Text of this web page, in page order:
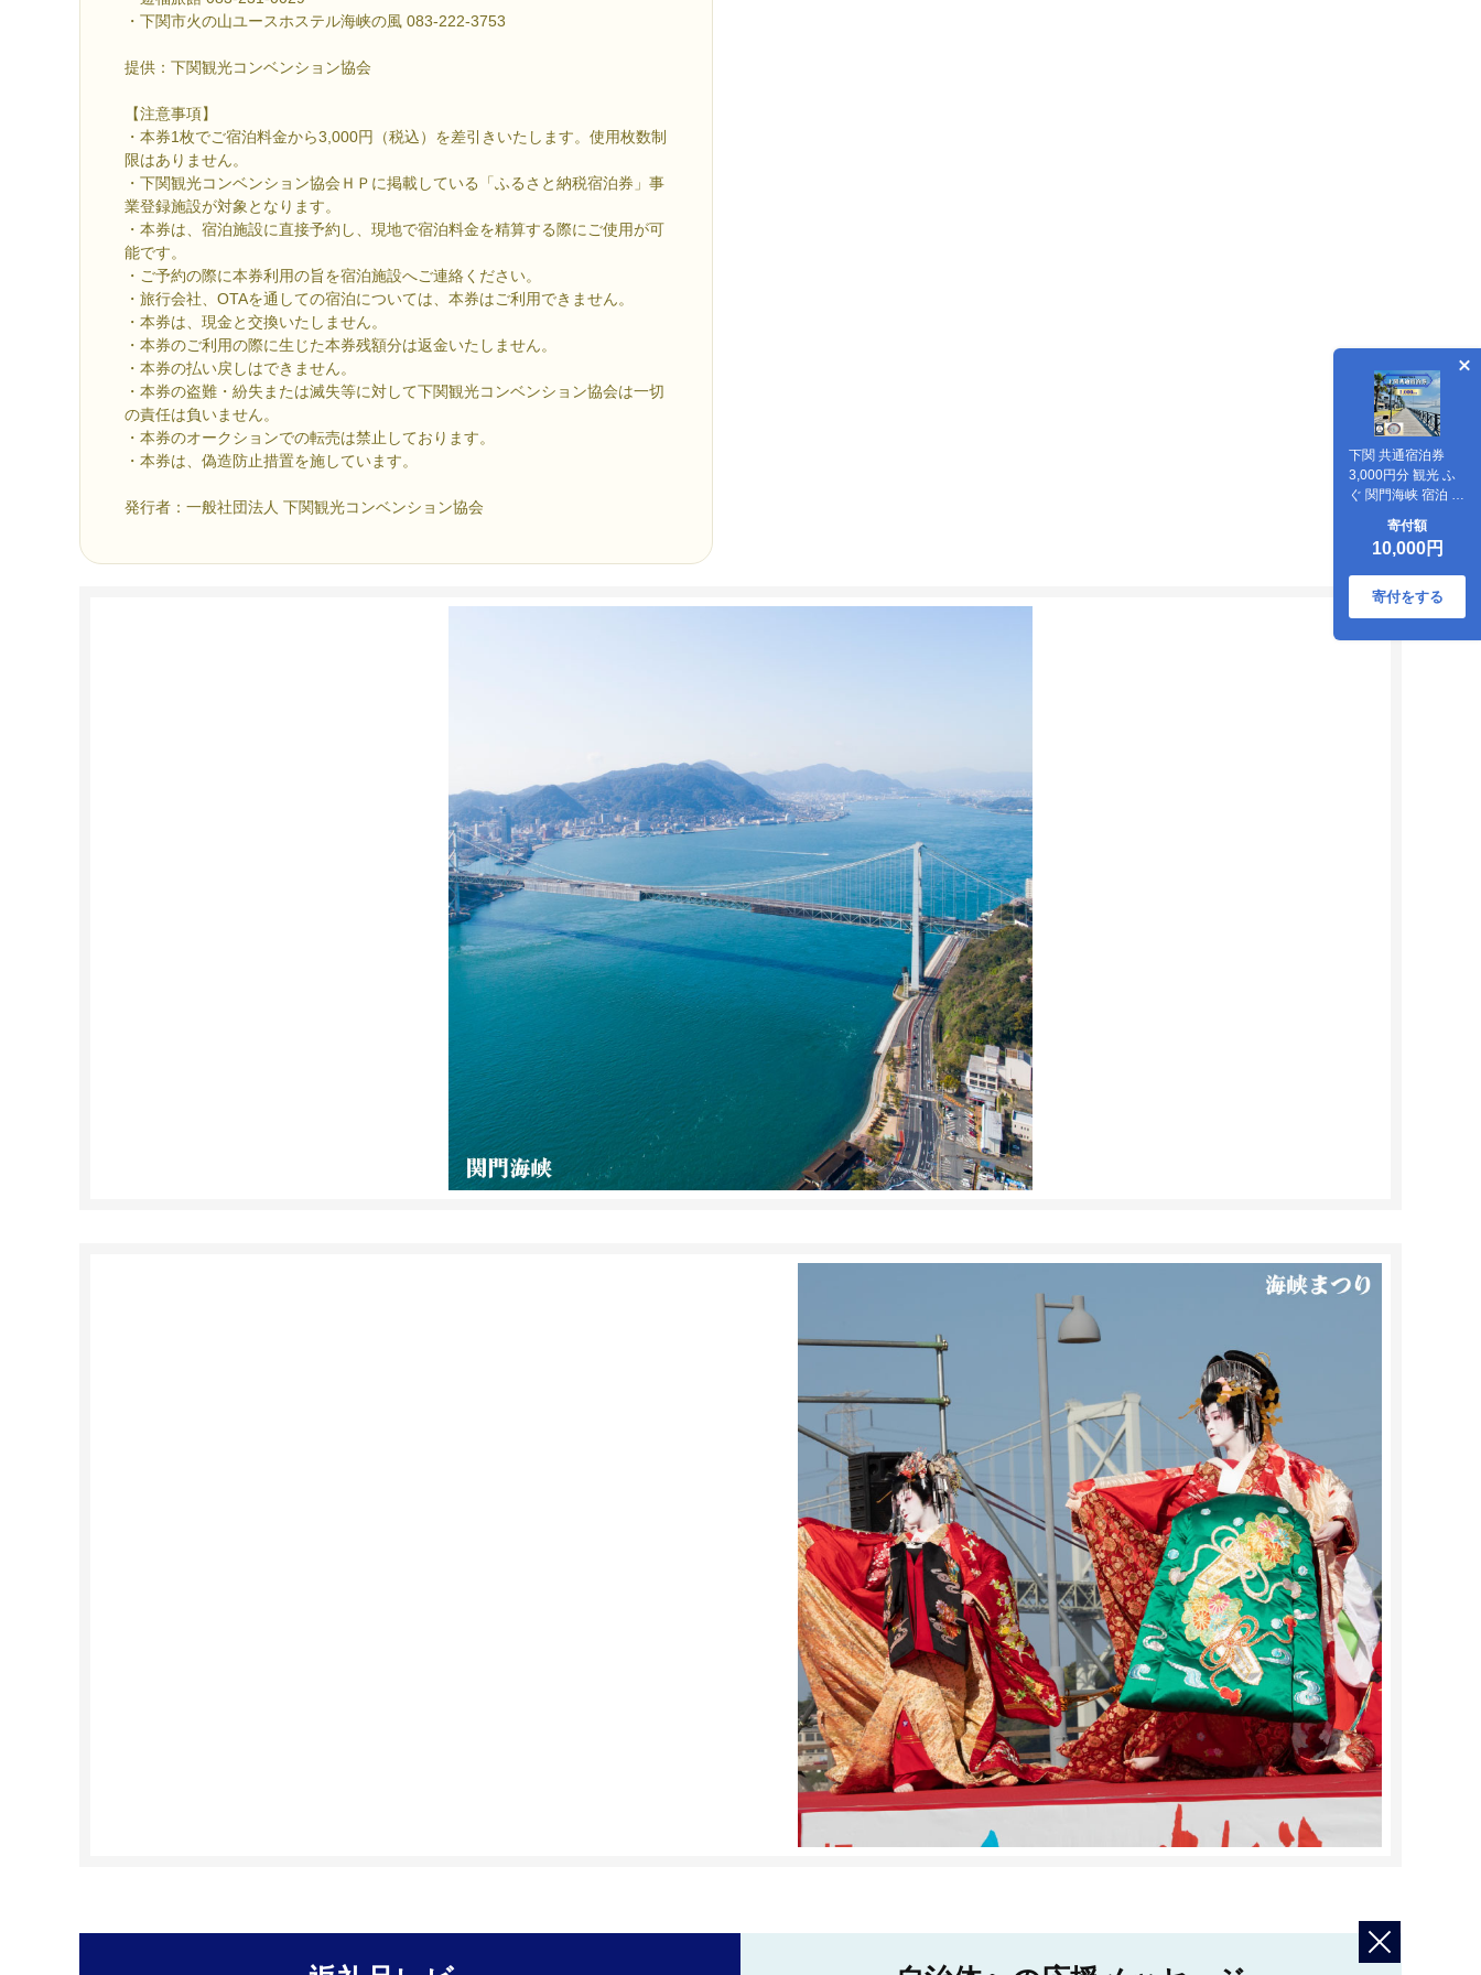
・下関市火の山ユースホステル海峡の風 083-222-3753
提供：下関観光コンベンション協会
【注意事項】
・本券1枚でご宿泊料金から3,000円（税込）を差引きいたします。使用枚数制
限はありません。
・下関観光コンベンション協会ＨＰに掲載している「ふるさと納税宿泊券」事
業登録施設が対象となります。
・本券は、宿泊施設に直接予約し、現地で宿泊料金を精算する際にご使用が可
能です。
・ご予約の際に本券利用の旨を宿泊施設へご連絡ください。
・旅行会社、OTAを通しての宿泊については、本券はご利用できません。
・本券は、現金と交換いたしません。
・本券のご利用の際に生じた本券残額分は返金いたしません。
・本券の払い戻しはできません。
・本券の盗難・紛失または滅失等に対して下関観光コンベンション協会は一切
の責任は負いません。
・本券のオークションでの転売は禁止しております。
・本券は、偽造防止措置を施しています。
発行者：一般社団法人 下関観光コンベンション協会
下関 共通宿泊券
3,000円分 観光 ふ
ぐ 関門海峡 宿泊 リ
料理 山口
寄付額
10,000円
寄付をする